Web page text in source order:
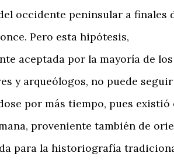
occidente peninsular a finales
Pero esta hipótesis,
aceptada por la mayoría de los
y arqueólogos, no puede seguir
por más tiempo, pues existió
proveniente también de
para la historiografía